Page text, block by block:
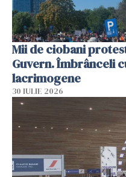
Mii de ciobani
Guvern. Îmbrânceli
lacrimogene
30 IULIE 2026